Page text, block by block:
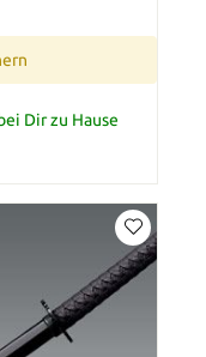
Dir zu Hause